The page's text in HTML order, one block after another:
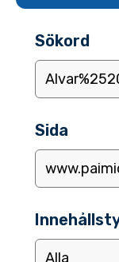
Sökord
Sida